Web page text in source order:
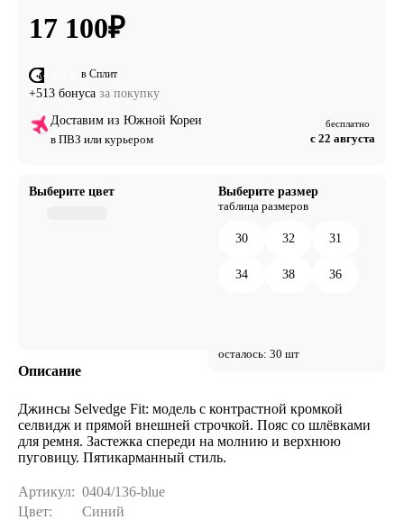
17 100₽
от 4 275 ₽ в Сплит
+513 бонуса за покупку
Доставим из Южной Кореи
в ПВЗ или курьером
бесплатно
с 22 августа
Выберите цвет
Выберите размер
таблица размеров
30 32 31
34 38 36
осталось: 30 шт
Описание
Джинсы Selvedge Fit: модель с контрастной кромкой
селвидж и прямой внешней строчкой. Пояс со шлёвками
для ремня. Застежка спереди на молнию и верхнюю
пуговицу. Пятикарманный стиль.
Артикул: 0404/136-blue
Цвет:
Синий